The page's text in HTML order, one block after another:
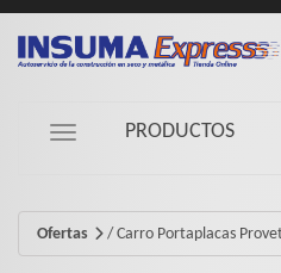
Navigation ein-/ausblenden
PRODUCTOS
Ofertas / Carro Portaplacas